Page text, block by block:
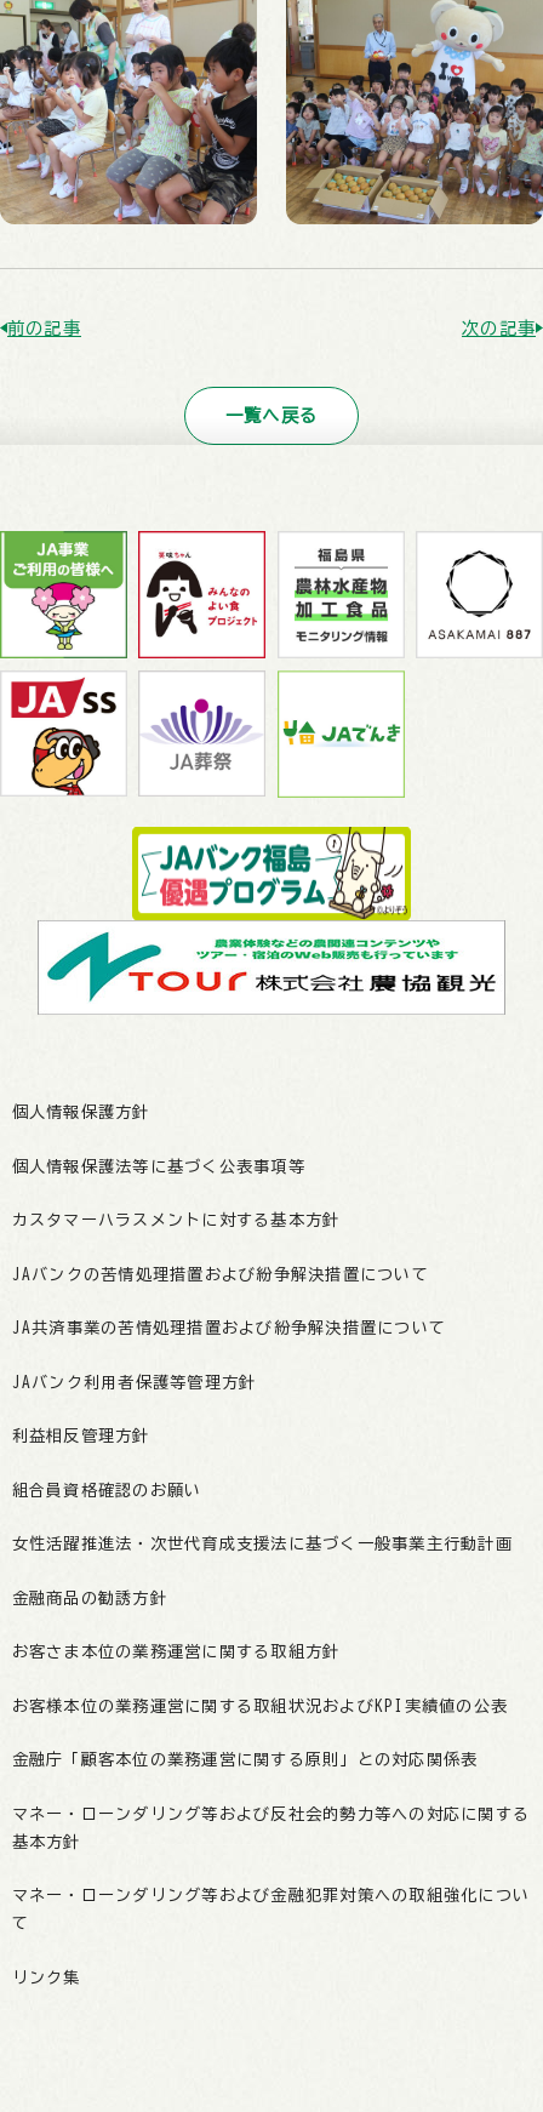
前の記事 次の記事
一覧へ戻る
個人情報保護方針
個人情報保護法等に基づく公表事項等
カスタマーハラスメントに対する基本方針
JAバンクの苦情処理措置および紛争解決措置について
JA共済事業の苦情処理措置および紛争解決措置について
JAバンク利用者保護等管理方針
利益相反管理方針
組合員資格確認のお願い
女性活躍推進法・次世代育成支援法に基づく一般事業主行動計画
金融商品の勧誘方針
お客さま本位の業務運営に関する取組方針
お客様本位の業務運営に関する取組状況およびKPI実績値の公表
金融庁「顧客本位の業務運営に関する原則」との対応関係表
マネー・ローンダリング等および反社会的勢力等への対応に関する
基本方針
マネー・ローンダリング等および金融犯罪対策への取組強化につい
て
リンク集